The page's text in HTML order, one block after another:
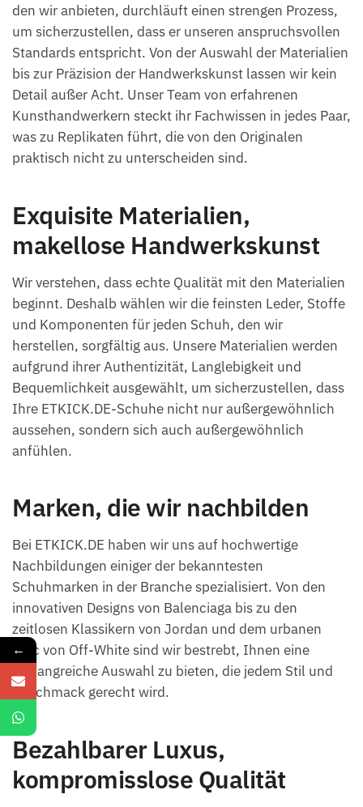
den wir anbieten, durchläuft einen strengen Prozess,
um sicherzustellen, dass er unseren anspruchsvollen
Standards entspricht. Von der Auswahl der Materialien
bis zur Präzision der Handwerkskunst lassen wir kein
Detail außer Acht. Unser Team von erfahrenen
Kunsthandwerkern steckt ihr Fachwissen in jedes Paar,
was zu Replikaten führt, die von den Originalen
praktisch nicht zu unterscheiden sind.
Exquisite Materialien,
makellose Handwerkskunst
Wir verstehen, dass echte Qualität mit den Materialien
beginnt. Deshalb wählen wir die feinsten Leder, Stoffe
und Komponenten für jeden Schuh, den wir
herstellen, sorgfältig aus. Unsere Materialien werden
aufgrund ihrer Authentizität, Langlebigkeit und
Bequemlichkeit ausgewählt, um sicherzustellen, dass
Ihre ETKICK.DE-Schuhe nicht nur außergewöhnlich
aussehen, sondern sich auch außergewöhnlich
anfühlen.
Marken, die wir nachbilden
Bei ETKICK.DE haben wir uns auf hochwertige
Nachbildungen einiger der bekanntesten
Schuhmarken in der Branche spezialisiert. Von den
innovativen Designs von Balenciaga bis zu den
zeitlosen Klassikern von Jordan und dem urbanen
Chic von Off-White sind wir bestrebt, Ihnen eine
umfangreiche Auswahl zu bieten, die jedem Stil und
Geschmack gerecht wird.
Bezahlbarer Luxus,
kompromisslose Qualität
←